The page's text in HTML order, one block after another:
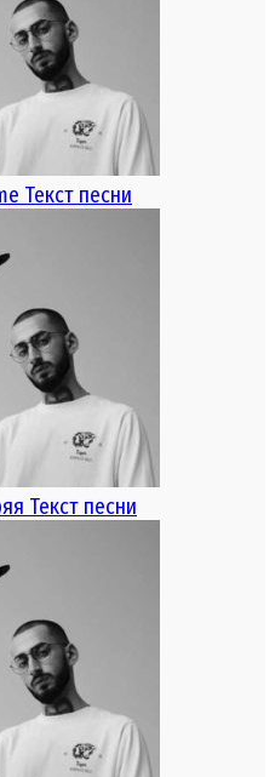
Текст песни
Текст песни